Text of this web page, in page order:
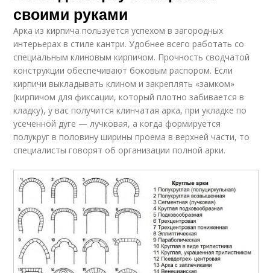
своими руками
Арка из кирпича пользуется успехом в загородных
интерьерах в стиле кантри. Удобнее всего работать со
специальным клиновым кирпичом. Прочность сводчатой
конструкции обеспечивают боковым распором. Если
кирпичи выкладывать клином и закреплять «замком»
(кирпичом для фиксации, который плотно забивается в
кладку), у вас получится клинчатая арка, при укладке по
усеченной дуге — лучковая, а когда формируется
полукруг в половину ширины проема в верхней части, то
специалисты говорят об организации полной арки.